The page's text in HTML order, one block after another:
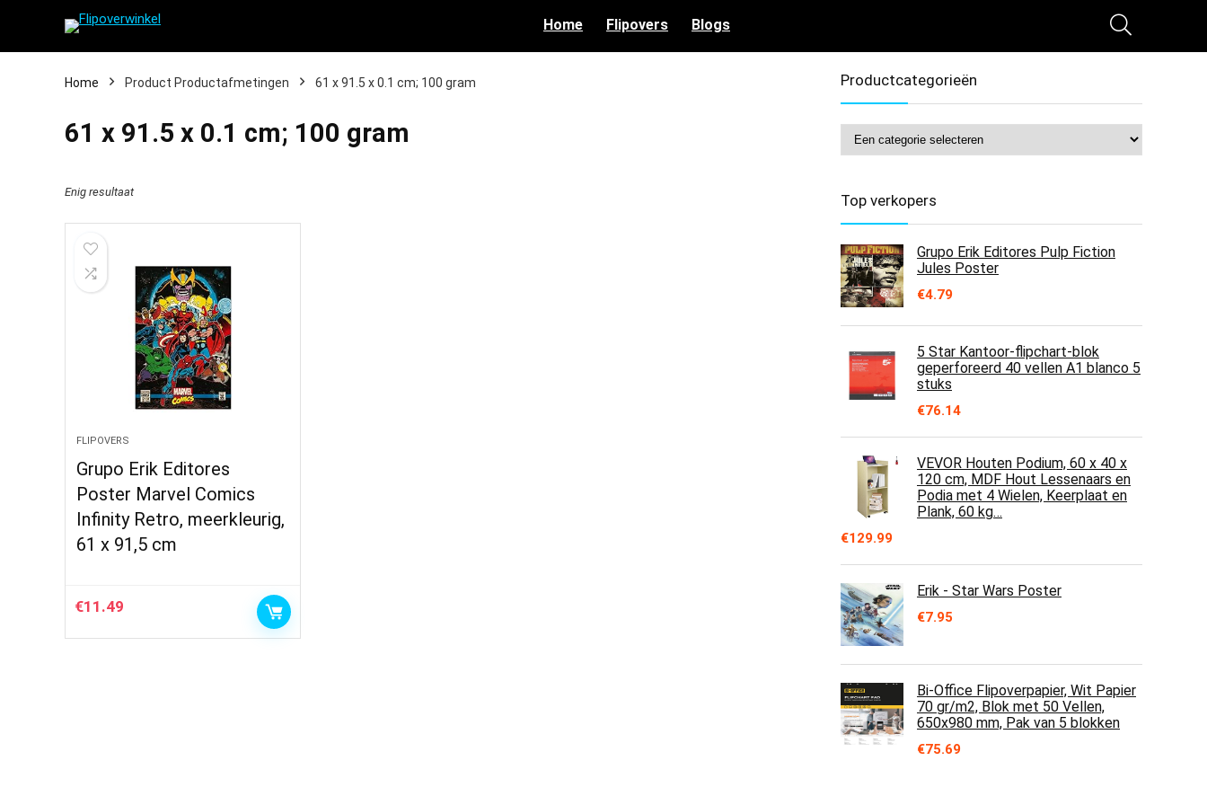
Home Flipovers Blogs
Home Product Productafmetingen ‎61 x 91.5 x 0.1 cm; 100 gram
‎61 x 91.5 x 0.1 cm; 100 gram
Enig resultaat
FLIPOVERS
Grupo Erik Editores
Poster Marvel Comics
Infinity Retro, meerkleurig,
61 x 91,5 cm
€11.49
Productcategorieën
Top verkopers
Grupo Erik Editores Pulp Fiction
Jules Poster
€4.79
5 Star Kantoor-flipchart-blok
geperforeerd 40 vellen A1 blanco 5
stuks
€76.14
VEVOR Houten Podium, 60 x 40 x
120 cm, MDF Hout Lessenaars en
Podia met 4 Wielen, Keerplaat en
Plank, 60 kg…
€129.99
Erik - Star Wars Poster
€7.95
Bi-Office Flipoverpapier, Wit Papier
70 gr/m2, Blok met 50 Vellen,
650x980 mm, Pak van 5 blokken
€75.69